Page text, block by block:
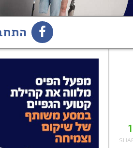
הירשמו לניוזלטר
1